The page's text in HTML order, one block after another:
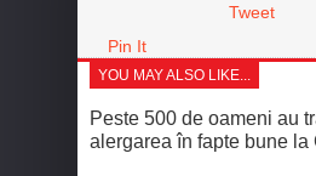
Tweet
Pin It
YOU MAY ALSO LIKE...
Peste 500 de oameni au
alergarea în fapte bune la